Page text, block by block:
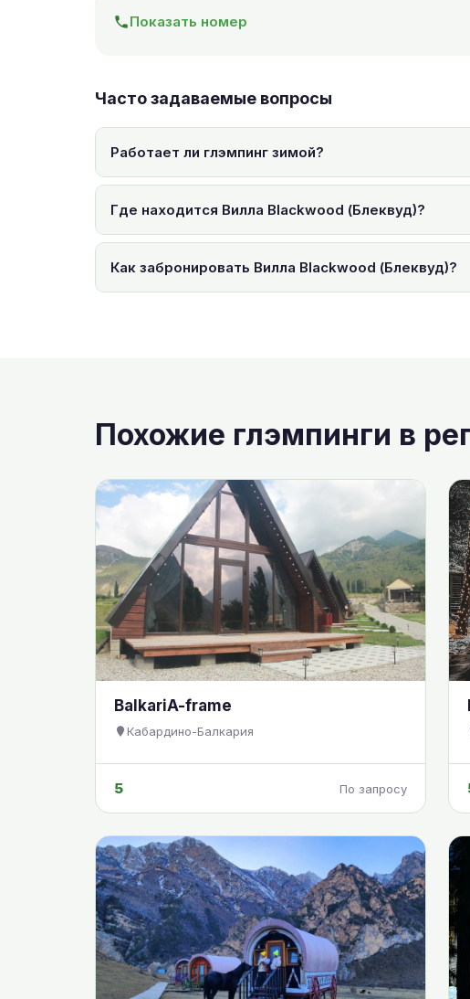
Показать номер
Часто задаваемые вопросы
Работает ли глэмпинг зимой?
Где находится Вилла Blackwood (Блеквуд)?
Как забронировать Вилла Blackwood (Блеквуд)?
Похожие глэмпинги в
BalkariA-frame
Кабардино-Балкария
5 По запросу